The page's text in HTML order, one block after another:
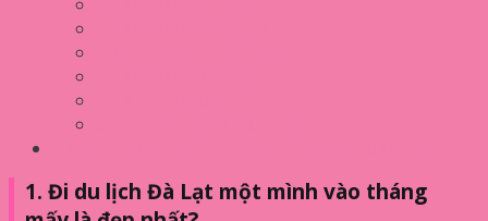
1. Đi du lịch Đà Lạt một mình vào tháng